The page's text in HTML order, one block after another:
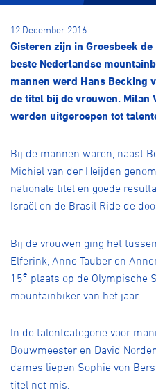
Shop
Producten en diensten
Contact
Over ons
12 December 2016
Gisteren zijn in Groesbeek
beste Nederlandse
mannen werd Hans Becking
de titel bij de vrouwen. Milan
werden uitgeroepen tot
Bij de mannen waren, naast
Michiel van der Heijden
nationale titel en goede
Israël en de Brasil Ride de
Bij de vrouwen ging het
Elferink, Anne Tauber en
15e plaats op de Olympische
mountainbiker van het jaar.
In de talentcategorie voor
Bouwmeester en David
dames liepen Sophie von
titel net mis.
BMX freestyle
Veldrijden
Pumptrack